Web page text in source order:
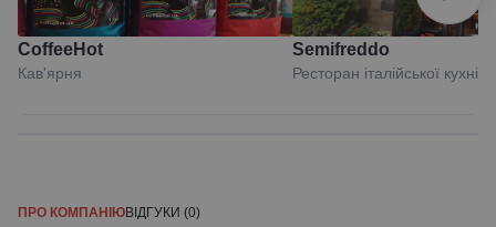
CoffeeHot
Кав'ярня
Semifreddo
Ресторан італійської кухні
ПРО КОМПАНІЮВІДГУКИ (0)